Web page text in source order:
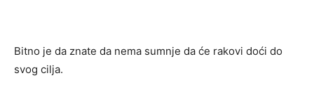
Bitno je da znate da nema sumnje da će rakovi doći do
svog cilja.